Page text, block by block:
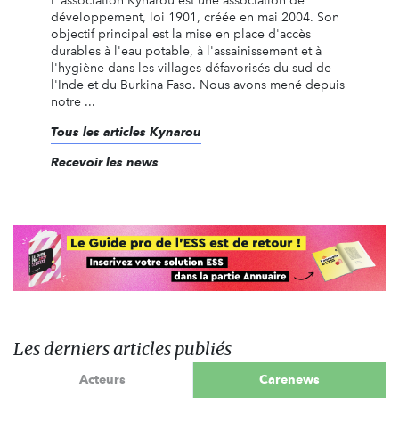
développement, loi 1901, créée en mai 2004. Son
objectif principal est la mise en place d'accès
durables à l'eau potable, à l'assainissement et à
l'hygiène dans les villages défavorisés du sud de
l'Inde et du Burkina Faso. Nous avons mené depuis
notre ...
Tous les articles Kynarou
Recevoir les news
Les derniers articles publiés
Acteurs Carenews